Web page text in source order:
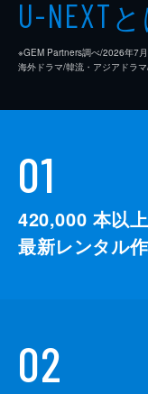
U-NEXT
※GEM Partners調べ/2026年7
海外ドラマ/韓流・アジアドラ
01
420,000 本以
最新レンタル
02